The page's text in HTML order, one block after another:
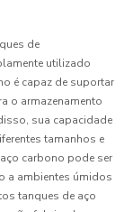
de
utilizado
é capaz de suportar
o armazenamento
sua capacidade
tamanhos e
carbono pode ser
a ambientes úmidos
tanques de aço